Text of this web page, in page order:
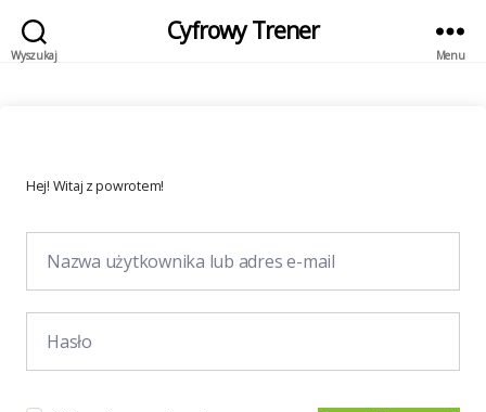
Wyszukaj
Cyfrowy Trener
Menu
Hej! Witaj z powrotem!